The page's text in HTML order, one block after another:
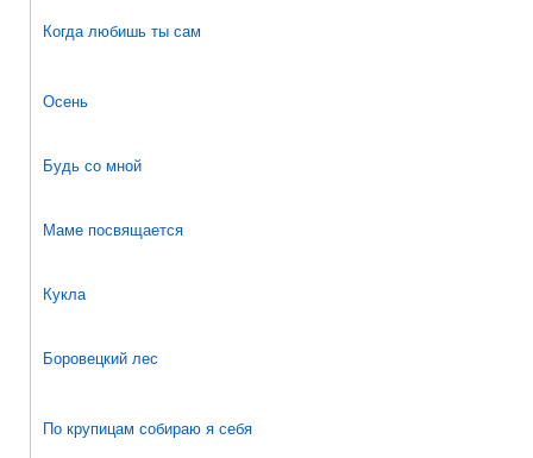
Когда любишь ты сам
Осень
Будь со мной
Маме посвящается
Кукла
Боровецкий лес
По крупицам собираю я себя